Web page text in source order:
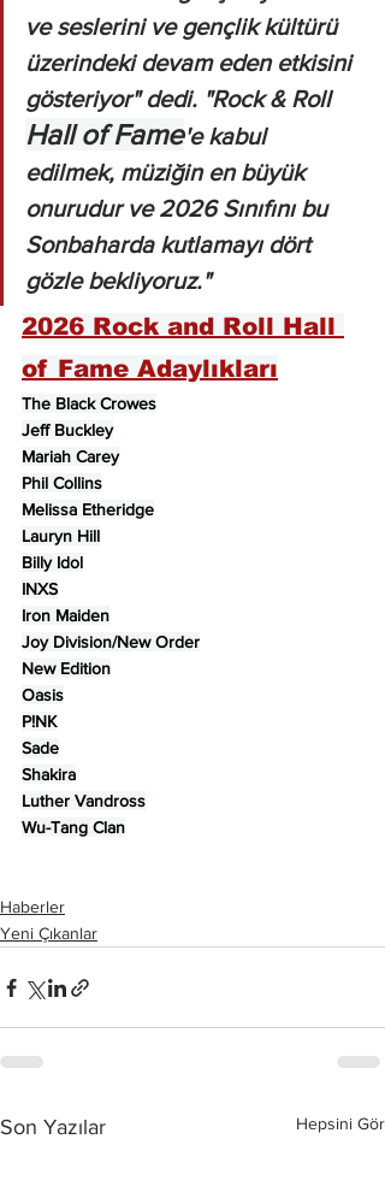
ve seslerini ve gençlik kültürü
üzerindeki devam eden etkisini
gösteriyor" dedi. "Rock & Roll
Hall of Fame'e kabul
edilmek, müziğin en büyük
onurudur ve 2026 Sınıfını bu
Sonbaharda kutlamayı dört
gözle bekliyoruz."
2026 Rock and Roll Hall
of Fame Adaylıkları
The Black Crowes
Jeff Buckley
Mariah Carey
Phil Collins
Melissa Etheridge
Lauryn Hill
Billy Idol
INXS
Iron Maiden
Joy Division/New Order
New Edition
Oasis
P!NK
Sade
Shakira
Luther Vandross
Wu-Tang Clan
Haberler
Yeni Çıkanlar
Son Yazılar Hepsini Gör